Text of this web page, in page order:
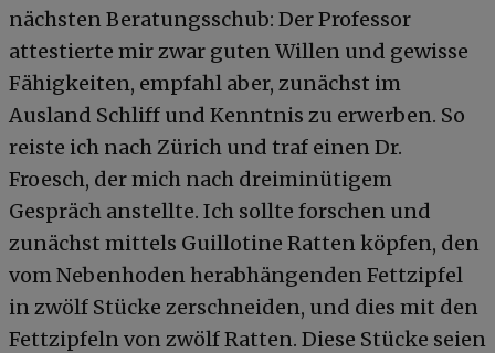
nächsten Beratungsschub: Der Professor
attestierte mir zwar guten Willen und gewisse
Fähigkeiten, empfahl aber, zunächst im
Ausland Schliff und Kenntnis zu erwerben. So
reiste ich nach Zürich und traf einen Dr.
Froesch, der mich nach dreiminütigem
Gespräch anstellte. Ich sollte forschen und
zunächst mittels Guillotine Ratten köpfen, den
vom Nebenhoden herabhängenden Fettzipfel
in zwölf Stücke zerschneiden, und dies mit den
Fettzipfeln von zwölf Ratten. Diese Stücke seien